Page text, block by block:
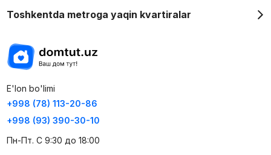
Toshkentda metroga yaqin kvartiralar
E'lon bo'limi
+998 (78) 113-20-86
+998 (93) 390-30-10
Пн-Пт. С 9:30 до 18:00